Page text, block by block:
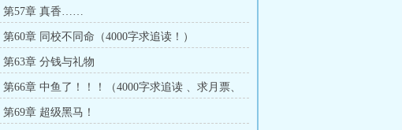
第57章 真香……
第60章 同校不同命（4000字求追读！）
第63章 分钱与礼物
第66章 中鱼了！！！（4000字求追读 、求月票、
求收藏！）
第69章 超级黑马！